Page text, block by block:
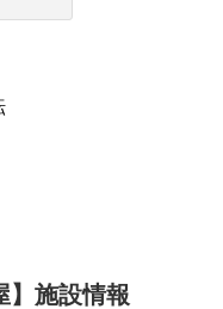
】施設情報